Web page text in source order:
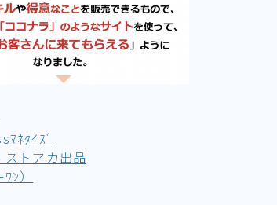
ﾏﾈﾀｲｽﾞ
ストアカ出品
ﾝ）